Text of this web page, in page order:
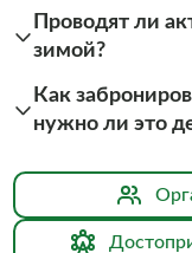
Проводят ли
зимой?
Как
нужно ли это